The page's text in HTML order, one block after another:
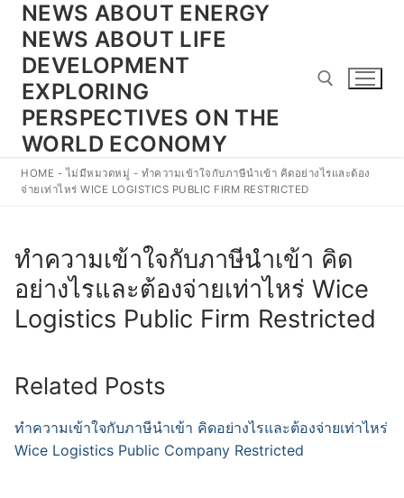
Skip
content
NEWS ABOUT ENERGY
NEWS ABOUT LIFE
DEVELOPMENT
EXPLORING
PERSPECTIVES ON THE
WORLD ECONOMY
Search for:
HOME -ไม่มีหมวดหมู่ - ทำความเข้าใจกับภาษีนำเข้า คิดอย่างไรและต้อง
จ่ายเท่าไหร่ WICE LOGISTICS PUBLIC FIRM RESTRICTED
ทำความเข้าใจกับภาษีนำเข้า คิด
อย่างไรและต้องจ่ายเท่าไหร่ Wice
Logistics Public Firm Restricted
Related Posts
ทำความเข้าใจกับภาษีนำเข้า คิดอย่างไรและต้องจ่ายเท่าไหร่
Wice Logistics Public Company Restricted